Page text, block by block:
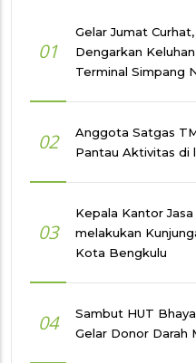
01
Gelar Jumat
Dengarkan
Terminal Simpang
02
Anggota Satgas
Pantau Aktivitas di
03
Kepala Kantor
melakukan
Kota Bengkulu
04
Sambut HUT
Gelar Donor Darah